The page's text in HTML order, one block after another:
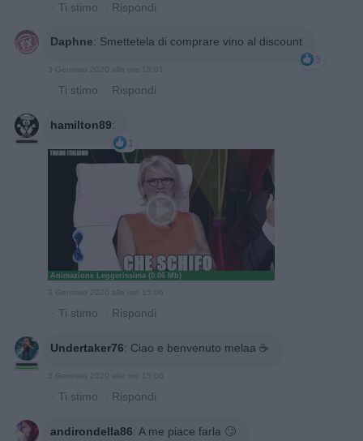
· Ti stimo · Rispondi
Daphne: Smettetela di comprare vino al discount
3
3 Gennaio 2020 alle ore 15:01
· Ti stimo · Rispondi
hamilton89:
1
Animazione Leggerissima (0.06 Mb)
3 Gennaio 2020 alle ore 15:06
· Ti stimo · Rispondi
Undertaker76: Ciao e benvenuto melaa ☕
3 Gennaio 2020 alle ore 15:06
· Ti stimo · Rispondi
andirondella86: A me piace farla 🙄